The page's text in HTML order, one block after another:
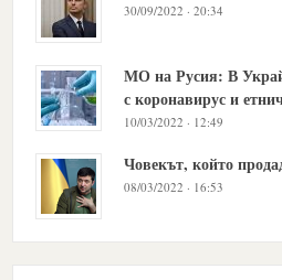
30/09/2022 · 20:34
МО на Русия: В
с коронавирус и
10/03/2022 · 12:49
Човекът, който
08/03/2022 · 16:53